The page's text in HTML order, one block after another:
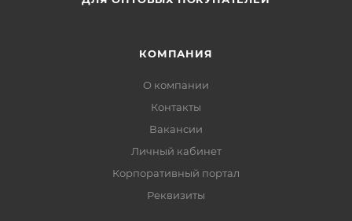
КОМПАНИЯ
О компании
Контакты
Вакансии
Личный кабинет
Корпоративный портал
Реквизиты